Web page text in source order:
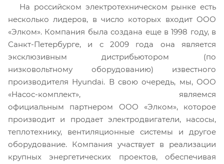
На российском электротехническом рынке есть
несколько лидеров, в число которых входит ООО
«Элком». Компания была создана еще в 1998 году, в
Санкт-Петербурге, и с 2009 года она является
эксклюзивным дистрибьютором (по
низковольтному оборудованию) известного
производителя Hyundai. В свою очередь, мы, ООО
«Насос-комплект», являемся
официальным партнером ООО «Элком», которое
производит и продает электродвигатели, насосы,
теплотехнику, вентиляционные системы и другое
оборудование. Компания участвует в реализации
крупных энергетических проектов, обеспечивая